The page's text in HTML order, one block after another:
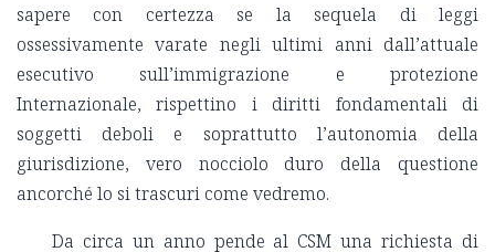
sapere con certezza se la sequela di leggi
ossessivamente varate negli ultimi anni dall’attuale
esecutivo sull’immigrazione e protezione
Internazionale, rispettino i diritti fondamentali di
soggetti deboli e soprattutto l’autonomia della
giurisdizione, vero nocciolo duro della questione
ancorché lo si trascuri come vedremo.
Da circa un anno pende al CSM una richiesta di